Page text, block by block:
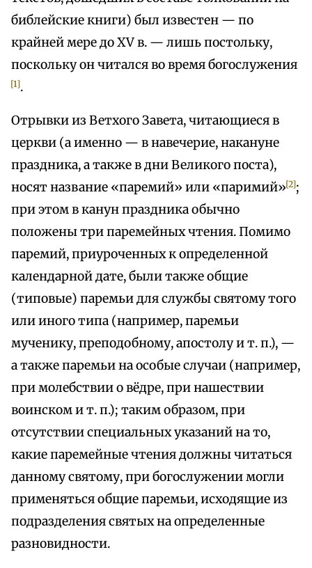
библейские книги) был известен — по
крайней мере до XV в. — лишь постольку,
поскольку он читался во время богослужения
[1].
Отрывки из Ветхого Завета, читающиеся в
церкви (а именно — в навечерие, накануне
праздника, а также в дни Великого поста),
носят название «паремий» или «паримий»[2];
при этом в канун праздника обычно
положены три паремейных чтения. Помимо
паремий, приуроченных к определенной
календарной дате, были также общие
(типовые) паремьи для службы святому того
или иного типа (например, паремьи
мученику, преподобному, апостолу и т. п.), —
а также паремьи на особые случаи (например,
при молебствии о вёдре, при нашествии
воинском и т. п.); таким образом, при
отсутствии специальных указаний на то,
какие паремейные чтения должны читаться
данному святому, при богослужении могли
применяться общие паремьи, исходящие из
подразделения святых на определенные
разновидности.